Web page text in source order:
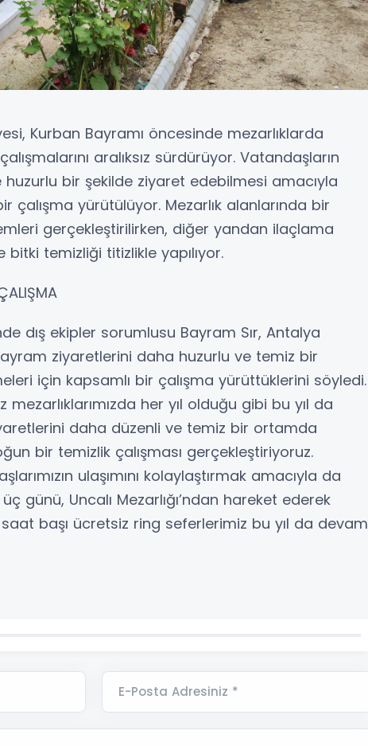
Kurban Bayramı öncesinde mezarlıklarda
aralıksız sürdürüyor. Vatandaşların
huzurlu bir şekilde ziyaret edebilmesi amacıyla
çalışma yürütülüyor. Mezarlık alanlarında bir
gerçekleştirilirken, diğer yandan ilaçlama
bitki temizliği titizlikle yapılıyor.
dış ekipler sorumlusu Bayram Sır, Antalya
ziyaretlerini daha huzurlu ve temiz bir
için kapsamlı bir çalışma yürüttüklerini söyledi.
mezarlıklarımızda her yıl olduğu gibi bu yıl da
daha düzenli ve temiz bir ortamda
bir temizlik çalışması gerçekleştiriyoruz.
ulaşımını kolaylaştırmak amacıyla da
günü, Uncalı Mezarlığı’ndan hareket ederek
saat başı ücretsiz ring seferlerimiz bu yıl da devam
E-Posta Adresiniz *